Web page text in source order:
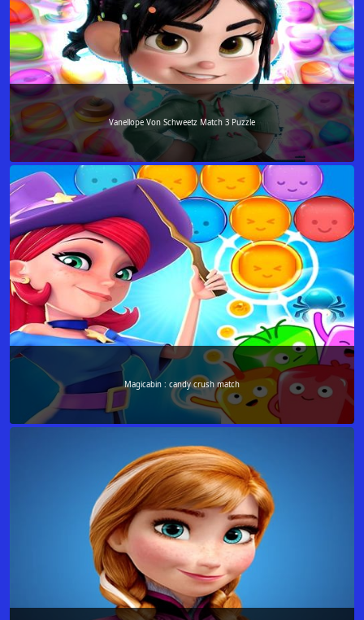
Vanellope Von Schweetz Match 3 Puzzle
Magicabin : candy crush match